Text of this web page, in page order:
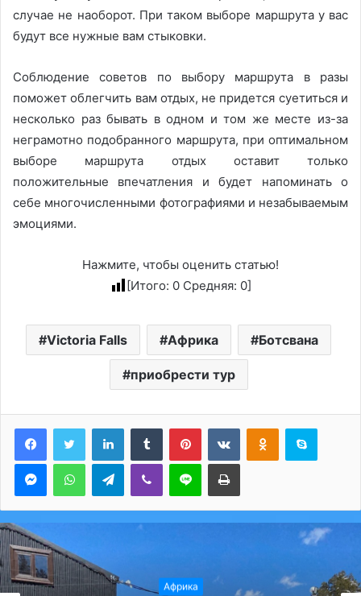
случае не наоборот. При таком выборе маршрута у вас
будут все нужные вам стыковки.
Соблюдение советов по выбору маршрута в разы
поможет облегчить вам отдых, не придется суетиться и
несколько раз бывать в одном и том же месте из-за
неграмотно подобранного маршрута, при оптимальном
выборе маршрута отдых оставит только
положительные впечатления и будет напоминать о
себе многочисленными фотографиями и незабываемым
эмоциями.
Нажмите, чтобы оценить статью!
[Итого: 0Средняя: 0]
Victoria Falls Африка Ботсвана
приобрести тур
LinkedInTumblr PinterestВконтактеОдноклассники
Skype
MessengerWhatsAppTelegramViber Line Печатать
Африка